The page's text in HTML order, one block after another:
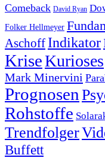
Comeback David Ryan
Folker Hellmeyer
Aschoff Indikator
KriseKurioses
Mark Minervini
Prognosen
Rohstoffe
Trendfolger
Buffett